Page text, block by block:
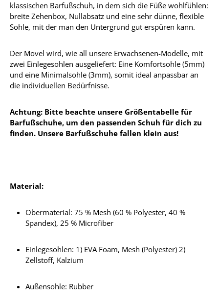
klassischen Barfußschuh, in dem sich die Füße wohlfühlen:
breite Zehenbox, Nullabsatz und eine sehr dünne, flexible
Sohle, mit der man den Untergrund gut erspüren kann.
Der Movel wird, wie all unsere Erwachsenen-Modelle, mit
zwei Einlegesohlen ausgeliefert: Eine Komfortsohle (5mm)
und eine Minimalsohle (3mm), somit ideal anpassbar an
die individuellen Bedürfnisse.
Achtung: Bitte beachte unsere Größentabelle für
Barfußschuhe, um den passenden Schuh für dich zu
finden. Unsere Barfußschuhe fallen klein aus!
Material:
Obermaterial: 75 % Mesh (60 % Polyester, 40 %
Spandex), 25 % Microfiber
Einlegesohlen: 1) EVA Foam, Mesh (Polyester) 2)
Zellstoff, Kalzium
Außensohle: Rubber